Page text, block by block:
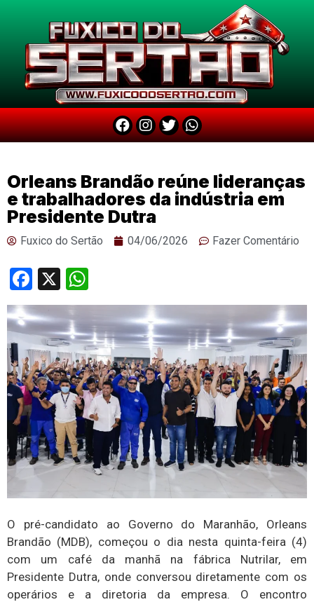
Orleans Brandão reúne lideranças
e trabalhadores da indústria em
Presidente Dutra
Fuxico do Sertão 04/06/2026 Fazer Comentário
Facebook
X
O pré-candidato ao Governo do Maranhão, Orleans
Brandão (MDB), começou o dia nesta quinta-feira (4)
com um café da manhã na fábrica Nutrilar, em
Presidente Dutra, onde conversou diretamente com os
operários e a diretoria da empresa. O encontro